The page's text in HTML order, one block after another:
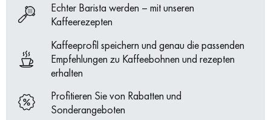
Echter Barista werden – mit unseren
Kaffeerezepten
Kaffeeprofil speichern und genau die passenden
Empfehlungen zu Kaffeebohnen und rezepten
erhalten
Profitieren Sie von Rabatten und
Sonderangeboten